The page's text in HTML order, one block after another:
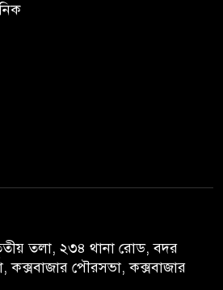
তলা, ২৩৪ থানা রোড, বদর
পৌরসভা, কক্সবাজার